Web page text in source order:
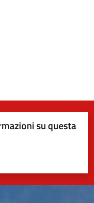
su questa